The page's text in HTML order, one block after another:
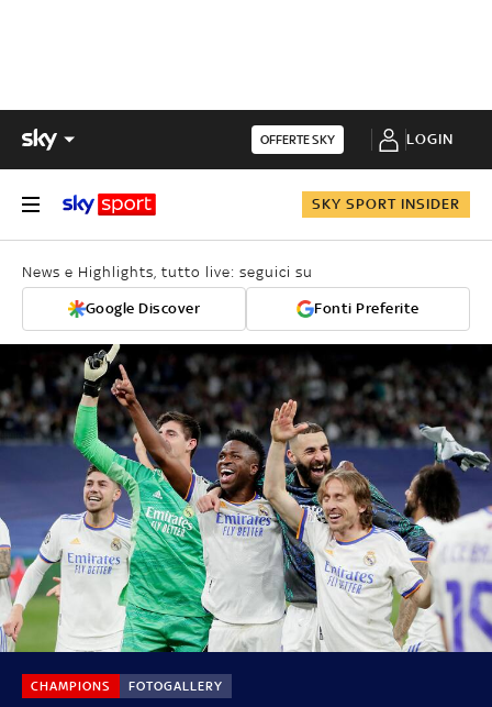
OFFERTE SKY LOGIN
SKY SPORT INSIDER
News e Highlights, tutto live: seguici su
Google Discover Fonti Preferite
CHAMPIONS FOTOGALLERY